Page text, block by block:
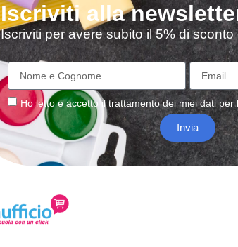
Iscriviti alla
Iscriviti per avere subito il 5% di
Ho letto e accetto iltrattamentodei miei dati per
Invia